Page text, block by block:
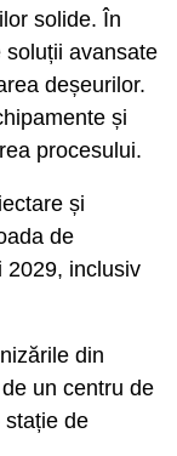
solide. În
soluții avansate
deșeurilor.
și
procesului.
și
de
2029, inclusiv
din
un centru de
stație de